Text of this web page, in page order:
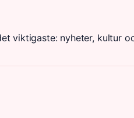
viktigaste: nyheter, kultur